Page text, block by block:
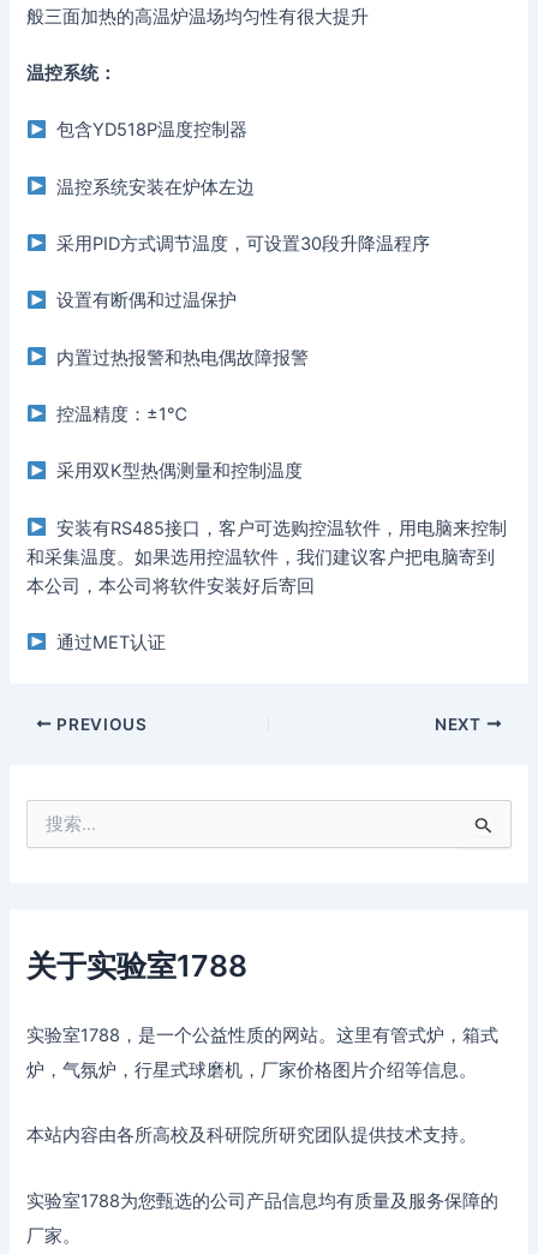
关于实验室1788
实验室1788，是一个公益性质的网站。这里有管式炉，箱式
炉，气氛炉，行星式球磨机，厂家价格图片介绍等信息。
本站内容由各所高校及科研院所研究团队提供技术支持。
实验室1788为您甄选的公司产品信息均有质量及服务保障的
厂家。
般三面加热的高温炉温场均匀性有很大提升
温控系统：
包含YD518P温度控制器
温控系统安装在炉体左边
采用PID方式调节温度，可设置30段升降温程序
设置有断偶和过温保护
内置过热报警和热电偶故障报警
控温精度：±1℃
采用双K型热偶测量和控制温度
安装有RS485接口，客户可选购控温软件，用电脑来控制
和采集温度。如果选用控温软件，我们建议客户把电脑寄到
本公司，本公司将软件安装好后寄回
通过MET认证
PREVIOUS NEXT